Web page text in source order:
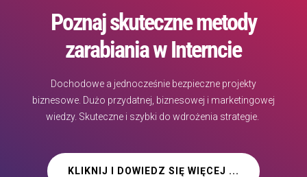
Poznaj skuteczne metody
zarabiania w Interncie
Dochodowe a jednocześnie bezpieczne projekty
biznesowe. Dużo przydatnej, biznesowej i marketingowej
wiedzy. Skuteczne i szybki do wdrożenia strategie.
KLIKNIJ I DOWIEDZ SIĘ WIĘCEJ ...